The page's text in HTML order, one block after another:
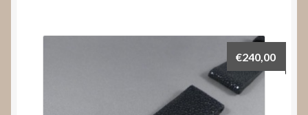
€240,00